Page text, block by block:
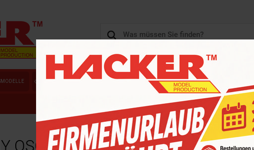
MODELLEISENBAHN-SHOP 3D DRUCK, 3D KONSTRUKTION
HAUPTKATEGORIEN
OSOBNÍCH ÚDAJŮ